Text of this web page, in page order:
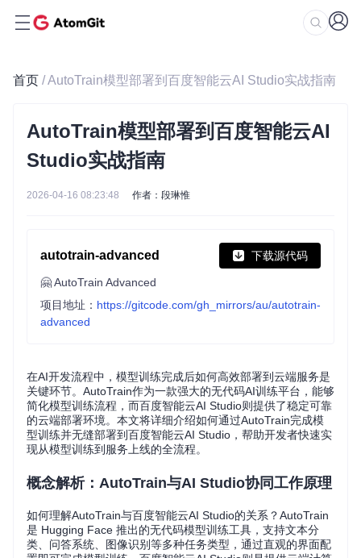
首页 / AutoTrain模型部署到百度智能云AI Studio实战指南
AutoTrain模型部署到百度智能云AI
Studio实战指南
2026-04-16 08:23:48 作者：段琳惟
autotrain-advanced 下载源代码
🤗 AutoTrain Advanced
项目地址： https://gitcode.com/gh_mirrors/au/autotrain-
advanced
在AI开发流程中，模型训练完成后如何高效部署到云端服务是
关键环节。AutoTrain作为一款强大的无代码AI训练平台，能够
简化模型训练流程，而百度智能云AI Studio则提供了稳定可靠
的云端部署环境。本文将详细介绍如何通过AutoTrain完成模
型训练并无缝部署到百度智能云AI Studio，帮助开发者快速实
现从模型训练到服务上线的全流程。
概念解析：AutoTrain与AI Studio协同工作原理
如何理解AutoTrain与百度智能云AI Studio的关系？AutoTrain
是 Hugging Face 推出的无代码模型训练工具，支持文本分
类、问答系统、图像识别等多种任务类型，通过直观的界面配